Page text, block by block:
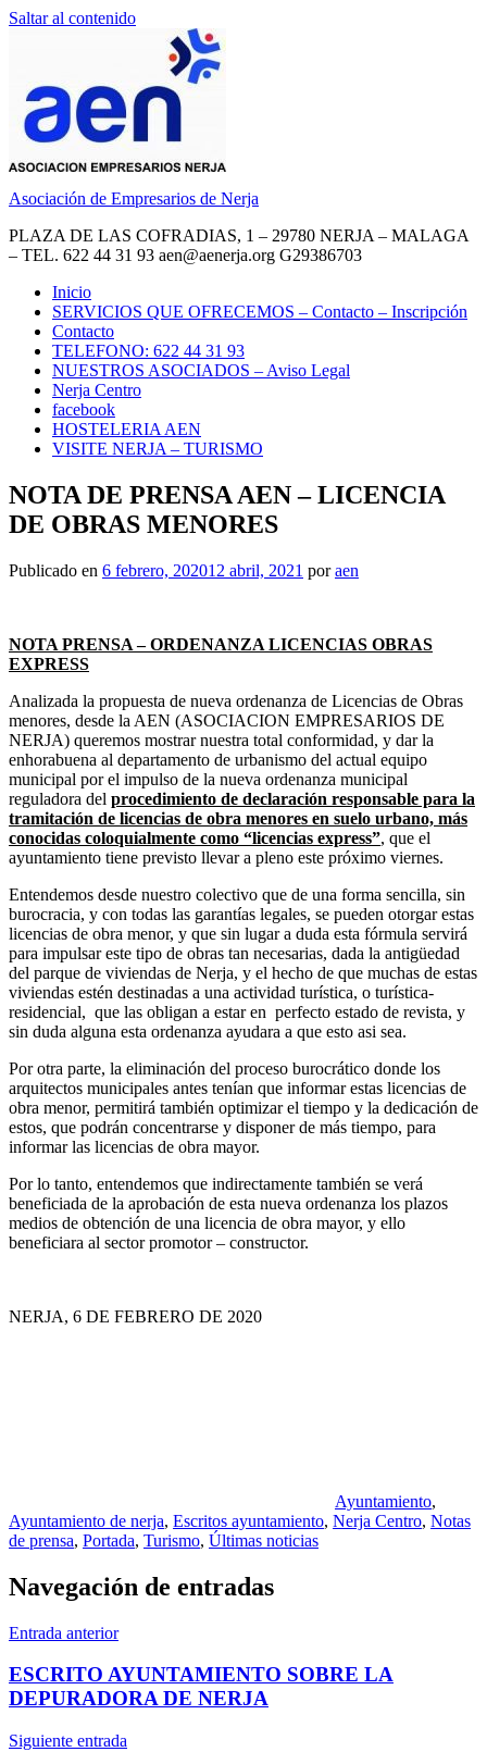
Saltar al contenido
Asociación de Empresarios de Nerja
PLAZA DE LAS COFRADIAS, 1 – 29780 NERJA – MALAGA
– TEL. 622 44 31 93 aen@aenerja.org G29386703
Inicio
SERVICIOS QUE OFRECEMOS – Contacto – Inscripción
Contacto
TELEFONO: 622 44 31 93
NUESTROS ASOCIADOS – Aviso Legal
Nerja Centro
facebook
HOSTELERIA AEN
VISITE NERJA – TURISMO
NOTA DE PRENSA AEN – LICENCIA
DE OBRAS MENORES
Publicado en 6 febrero, 202012 abril, 2021 poraen
NOTA PRENSA – ORDENANZA LICENCIAS OBRAS
EXPRESS
Analizada la propuesta de nueva ordenanza de Licencias de Obras
menores, desde la AEN (ASOCIACION EMPRESARIOS DE
NERJA) queremos mostrar nuestra total conformidad, y dar la
enhorabuena al departamento de urbanismo del actual equipo
municipal por el impulso de la nueva ordenanza municipal
reguladora del procedimiento de declaración responsable para la
tramitación de licencias de obra menores en suelo urbano, más
conocidas coloquialmente como “licencias express”, que el
ayuntamiento tiene previsto llevar a pleno este próximo viernes.
Entendemos desde nuestro colectivo que de una forma sencilla, sin
burocracia, y con todas las garantías legales, se pueden otorgar estas
licencias de obra menor, y que sin lugar a duda esta fórmula servirá
para impulsar este tipo de obras tan necesarias, dada la antigüedad
del parque de viviendas de Nerja, y el hecho de que muchas de estas
viviendas estén destinadas a una actividad turística, o turística-
residencial, que las obligan a estar en perfecto estado de revista, y
sin duda alguna esta ordenanza ayudara a que esto asi sea.
Por otra parte, la eliminación del proceso burocrático donde los
arquitectos municipales antes tenían que informar estas licencias de
obra menor, permitirá también optimizar el tiempo y la dedicación de
estos, que podrán concentrarse y disponer de más tiempo, para
informar las licencias de obra mayor.
Por lo tanto, entendemos que indirectamente también se verá
beneficiada de la aprobación de esta nueva ordenanza los plazos
medios de obtención de una licencia de obra mayor, y ello
beneficiara al sector promotor – constructor.
NERJA, 6 DE FEBRERO DE 2020
Ayuntamiento,
Ayuntamiento de nerja, Escritos ayuntamiento, Nerja Centro, Notas
de prensa, Portada, Turismo, Últimas noticias
Navegación de entradas
Entrada anterior
ESCRITO AYUNTAMIENTO SOBRE LA
DEPURADORA DE NERJA
Siguiente entrada